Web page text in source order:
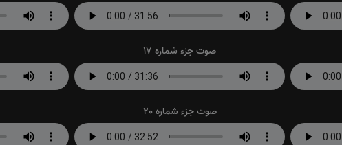
صوت جزء شماره 17
صوت جزء شماره 20